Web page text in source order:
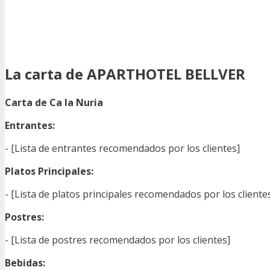
La carta de APARTHOTEL BELLVER
Carta de Ca la Nuria
Entrantes:
- [Lista de entrantes recomendados por los clientes]
Platos Principales:
- [Lista de platos principales recomendados por los
Postres:
- [Lista de postres recomendados por los clientes]
Bebidas: